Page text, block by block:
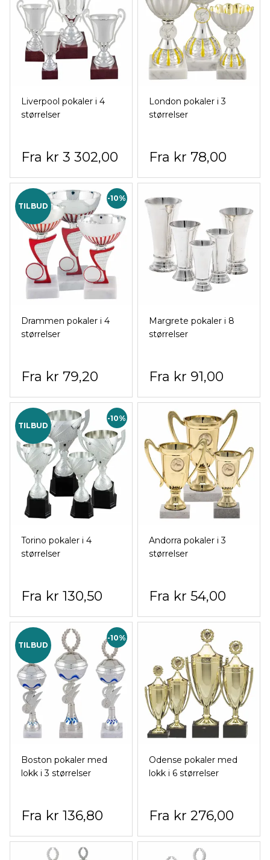
Liverpool pokaler i 4
størrelser
kr 3 302,00
London pokaler i 3
størrelser
kr 78,00
TILBUD
Drammen pokaler i 4
størrelser
-10%
kr 79,20
Margrete pokaler i 8
størrelser
kr 91,00
TILBUD
Torino pokaler i 4
størrelser
-10%
kr 130,50
Andorra pokaler i 3
størrelser
kr 54,00
TILBUD
Boston pokaler med
lokk i 3 størrelser
-10%
kr 136,80
Odense pokaler med
lokk i 6 størrelser
kr 276,00